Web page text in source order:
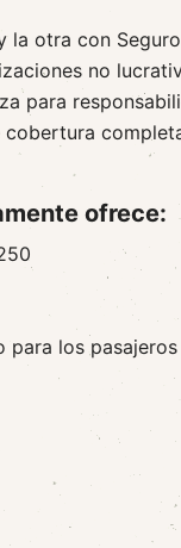
otra con
no
para
ofrece:
para los pasajeros